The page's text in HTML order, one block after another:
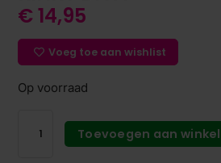
€ 14,95
Voeg toe aan wishlist
Op voorraad
Toevoegen aan